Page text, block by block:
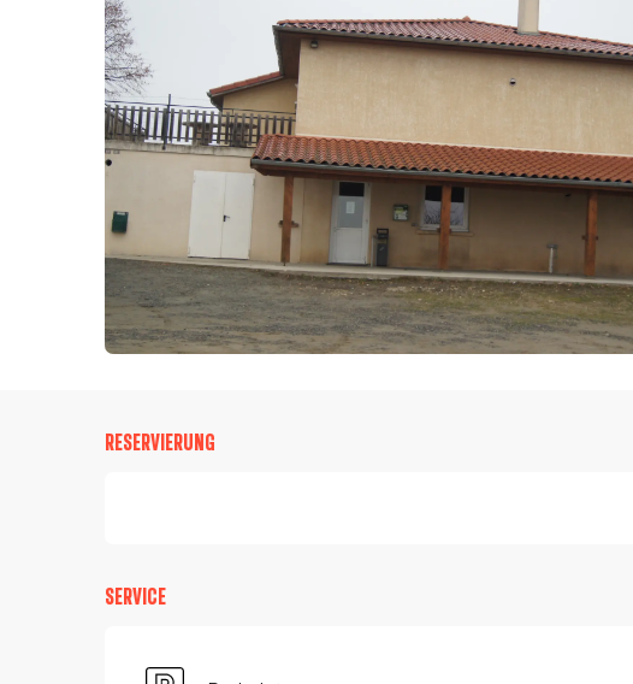
RESERVIERUNG
SERVICE